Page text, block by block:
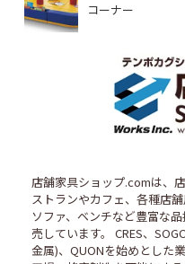
コーナー
店舗家具ショップ.comは、
ストランやカフェ、各種店
ソファ、ベンチなど豊富な
売しています。 CRES、
金属)、QUONを始めとした